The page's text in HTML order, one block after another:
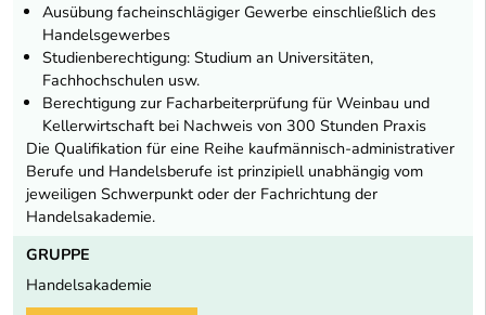
Ausübung facheinschlägiger Gewerbe einschließlich des
Handelsgewerbes
Studienberechtigung: Studium an Universitäten,
Fachhochschulen usw.
Berechtigung zur Facharbeiterprüfung für Weinbau und
Kellerwirtschaft bei Nachweis von 300 Stunden Praxis
Die Qualifikation für eine Reihe kaufmännisch-administrativer
Berufe und Handelsberufe ist prinzipiell unabhängig vom
jeweiligen Schwerpunkt oder der Fachrichtung der
Handelsakademie.
GRUPPE
Handelsakademie